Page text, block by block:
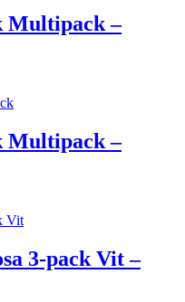
Multipack –
Multipack –
3-pack Vit –